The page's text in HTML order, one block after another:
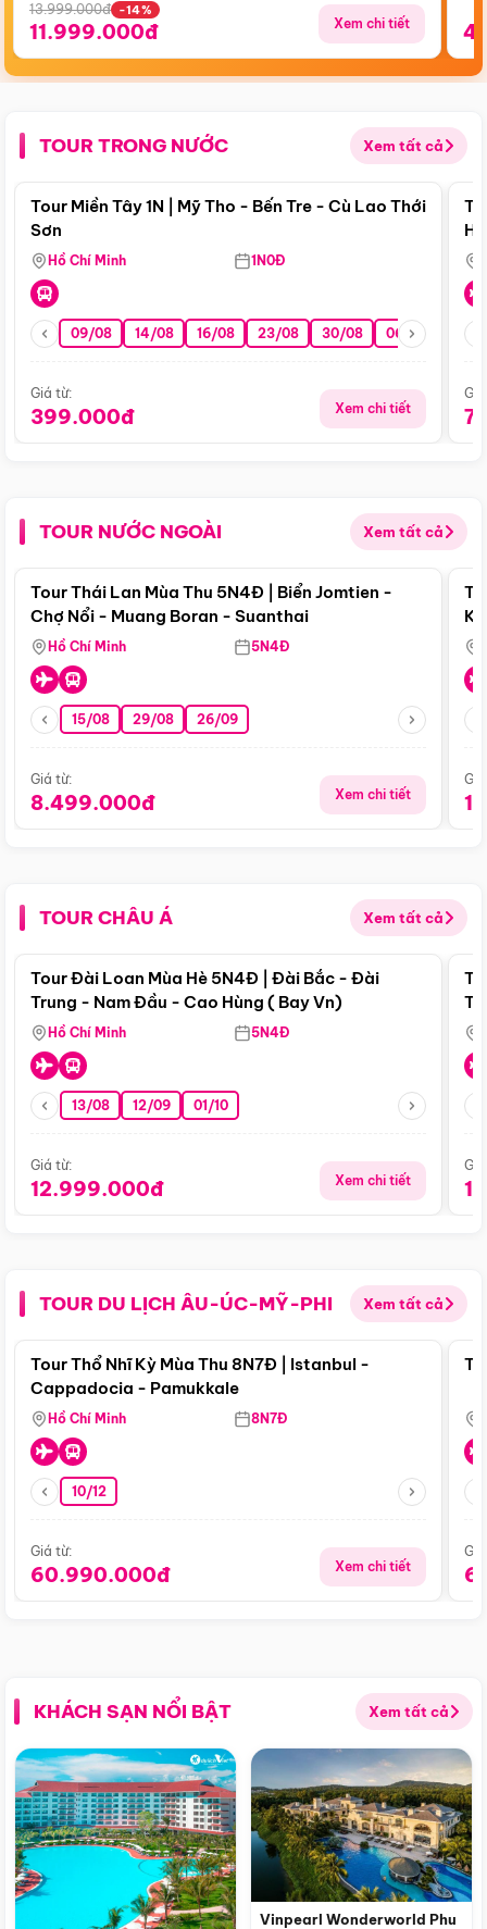
13.999.000đ -14%
11.999.000đ Xem chi tiết
TOUR TRONG NƯỚC Xem tất cả
Điểm nổi bật
Tour Miền Tây 1N | Mỹ Tho - Bến Tre - Cù Lao Thới
Sơn
Hồ Chí Minh 1N0Đ
09/08 14/08 16/08 23/08 30/08 06/09 13/09
Giá từ:
399.000đ Xem chi tiết
TOUR NƯỚC NGOÀI Xem tất cả
Điểm nổi bật
Tour Thái Lan Mùa Thu 5N4Đ | Biển Jomtien -
Chợ Nổi - Muang Boran - Suanthai
Hồ Chí Minh 5N4Đ
15/08 29/08 26/09
Giá từ:
8.499.000đ Xem chi tiết
TOUR CHÂU Á Xem tất cả
Điểm nổi bật
Tour Đài Loan Mùa Hè 5N4Đ | Đài Bắc - Đài
Trung - Nam Đầu - Cao Hùng ( Bay Vn)
Hồ Chí Minh 5N4Đ
13/08 12/09 01/10
Giá từ:
12.999.000đ Xem chi tiết
TOUR DU LỊCH ÂU-ÚC-MỸ-PHI Xem tất cả
Điểm nổi bật
Tour Thổ Nhĩ Kỳ Mùa Thu 8N7Đ | Istanbul -
Cappadocia - Pamukkale
Hồ Chí Minh 8N7Đ
10/12
Giá từ:
60.990.000đ Xem chi tiết
KHÁCH SẠN NỔI BẬT Xem tất cả
Vinpearl Wonderworld Phu